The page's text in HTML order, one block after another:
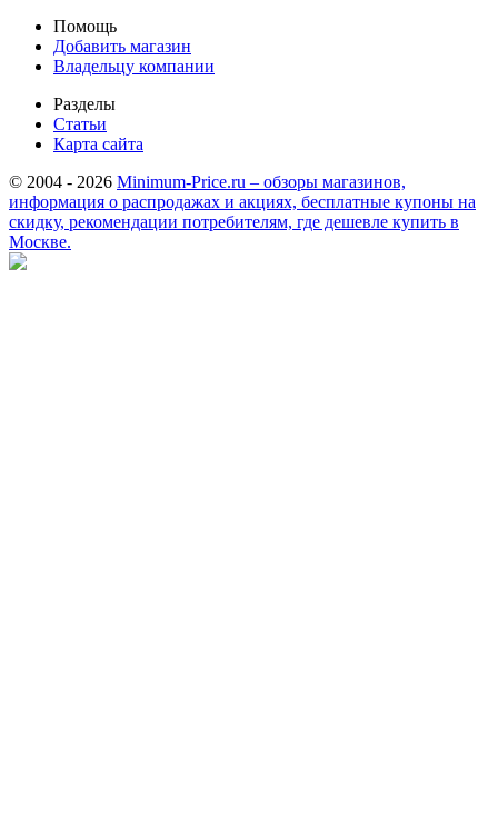
Помощь
Добавить магазин
Владельцу компании
Разделы
Статьи
Карта сайта
© 2004 - 2026 Minimum-Price.ru – обзоры магазинов,
информация о распродажах и акциях, бесплатные купоны на
скидку, рекомендации потребителям, где дешевле купить в
Москве.